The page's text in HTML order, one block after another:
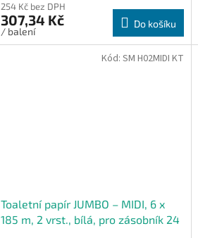
254 Kč bez DPH
307,34 Kč
/ balení
Do košíku
Toaletní papír JUMBO – MIDI, 6 x
185 m, 2 vrst., bílá, pro zásobník 24
Kód: SM H02MIDI KT